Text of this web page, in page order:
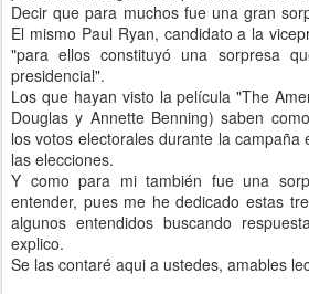
Decir que para muchos fue una gran
El mismo Paul Ryan, candidato a la
"para ellos constituyó una sorpresa
presidencial".
Los que hayan visto la película "The
Douglas y Annette Benning) saben
los votos electorales durante la
las elecciones.
Y como para mi también fue una
entender, pues me he dedicado estas
algunos entendidos buscando
explico.
Se las contaré aqui a ustedes, amables